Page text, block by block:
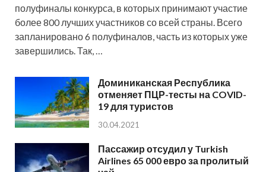
полуфиналы конкурса, в которых принимают участие
более 800 лучших участников со всей страны. Всего
запланировано 6 полуфиналов, часть из которых уже
завершились. Так, …
Доминиканская Республика
отменяет ПЦР-тесты на COVID-
19 для туристов
30.04.2021
Пассажир отсудил у Turkish
Airlines 65 000 евро за пролитый